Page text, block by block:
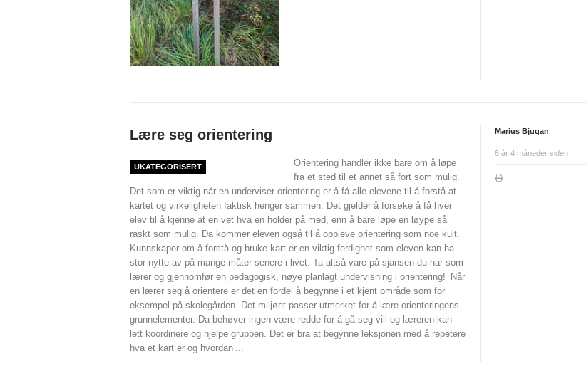
Lære seg orientering
UKATEGORISERT
Orientering handler ikke bare om å løpe
fra et sted til et annet så fort som mulig.
Det som er viktig når en underviser orientering er å få alle elevene til å forstå at
kartet og virkeligheten faktisk henger sammen. Det gjelder å forsøke å få hver
elev til å kjenne at en vet hva en holder på med, enn å bare løpe en løype så
raskt som mulig. Da kommer eleven også til å oppleve orientering som noe kult.
Kunnskaper om å forstå og bruke kart er en viktig ferdighet som eleven kan ha
stor nytte av på mange måter senere i livet. Ta altså vare på sjansen du har som
lærer og gjennomfør en pedagogisk, nøye planlagt undervisning i orientering!
Når
en lærer seg å orientere er det en fordel å begynne i et kjent område som for
eksempel på skolegården. Det miljøet passer utmerket for å lære orienteringens
grunnelementer. Da behøver ingen være redde for å gå seg vill og læreren kan
lett koordinere og hjelpe gruppen. Det er bra at begynne leksjonen med å repetere
hva et kart er og hvordan ...
Marius Bjugan
6 år 4 måneder siden